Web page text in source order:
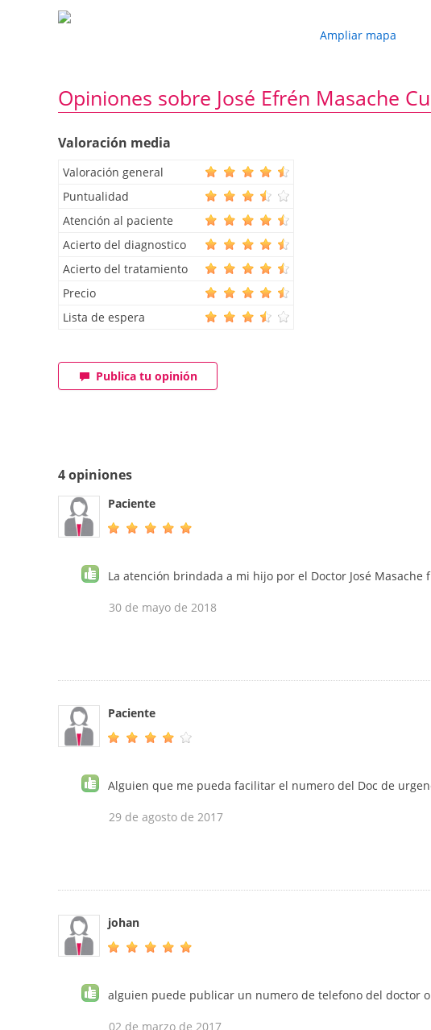
Ampliar mapa
Opiniones sobre José Efrén Masache
Valoración media
Valoración general
Puntualidad
Atención al paciente
Acierto del diagnostico
Acierto del tratamiento
Precio
Lista de espera
Publica tu opinión
4 opiniones
Paciente
La atención brindada a mi hijo por el Doctor José Masache
30 de mayo de 2018
Paciente
Alguien que me pueda facilitar el numero del Doc de
29 de agosto de 2017
johan
alguien puede publicar un numero de telefono del doctor
02 de marzo de 2017